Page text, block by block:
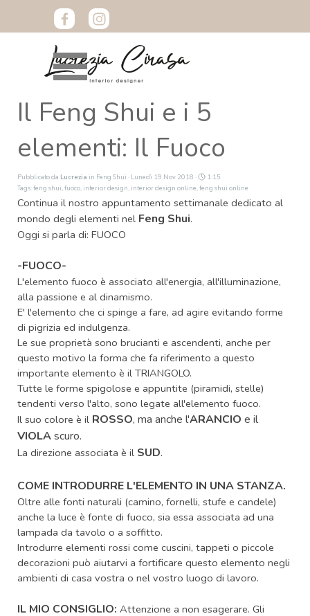
Il Feng Shui e i 5
elementi: Il Fuoco
Pubblicato da Lucrezia in Feng Shui · Lunedì 19 Nov 2018 ·
1:15
Tags:feng shui,fuoco, interior design, interior design online,feng shui online
Continua il nostro appuntamento settimanale dedicato al
mondo degli elementi nel Feng Shui.
Oggi si parla di: FUOCO
-FUOCO-
L'elemento fuoco è associato all'energia, all'illuminazione,
alla passione e al dinamismo.
E' l'elemento che ci spinge a fare, ad agire evitando forme
di pigrizia ed indulgenza.
Le sue proprietà sono brucianti e ascendenti, anche per
questo motivo la forma che fa riferimento a questo
importante elemento è il TRIANGOLO.
Tutte le forme spigolose e appuntite (piramidi, stelle)
tendenti verso l'alto, sono legate all'elemento fuoco.
Il suo colore è il ROSSO, ma anche l'ARANCIO e il
VIOLAscuro.
La direzione associata è il SUD.
COME INTRODURRE L'ELEMENTO IN UNA STANZA.
Oltre alle fonti naturali (camino, fornelli, stufe e candele)
anche la luce è fonte di fuoco, sia essa associata ad una
lampada da tavolo o a soffitto.
Introdurre elementi rossi come cuscini, tappeti o piccole
decorazioni può aiutarvi a fortificare questo elemento negli
ambienti di casa vostra o nel vostro luogo di lavoro.
IL MIO CONSIGLIO: Attenzione a non esagerare. Gli